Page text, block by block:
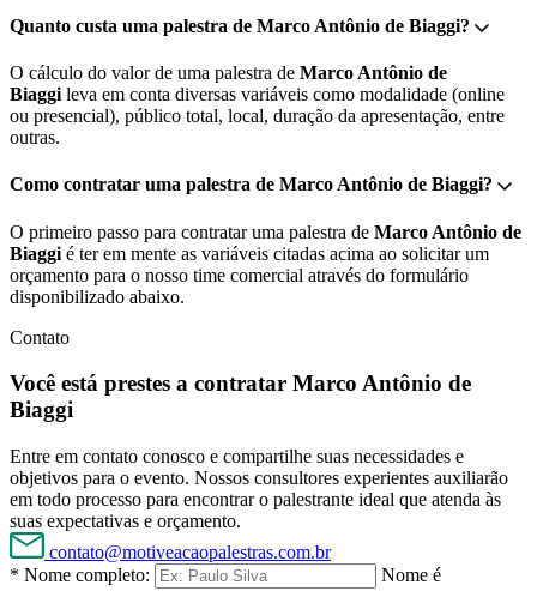
Quanto custa uma palestra de Marco Antônio de Biaggi?
O cálculo do valor de uma palestra de Marco Antônio de
Biaggi leva em conta diversas variáveis como modalidade (online
ou presencial), público total, local, duração da apresentação, entre
outras.
Como contratar uma palestra de Marco Antônio de Biaggi?
O primeiro passo para contratar uma palestra de Marco Antônio de
Biaggi é ter em mente as variáveis citadas acima ao solicitar um
orçamento para o nosso time comercial através do formulário
disponibilizado abaixo.
Contato
Você está prestes a contratar Marco Antônio de
Biaggi
Entre em contato conosco e compartilhe suas necessidades e
objetivos para o evento. Nossos consultores experientes auxiliarão
em todo processo para encontrar o palestrante ideal que atenda às
suas expectativas e orçamento.
contato@motiveacaopalestras.com.br
* Nome completo:
Nome é